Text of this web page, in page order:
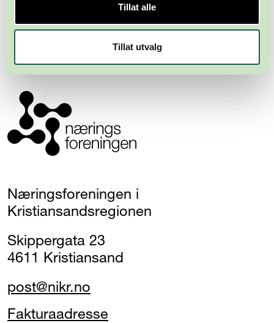
Tillat alle
Tillat utvalg
Meld deg på nyhetsbrevet
Næringsforeningen i
Kristiansandsregionen
Skippergata 23
4611 Kristiansand
post@nikr.no
Fakturaadresse